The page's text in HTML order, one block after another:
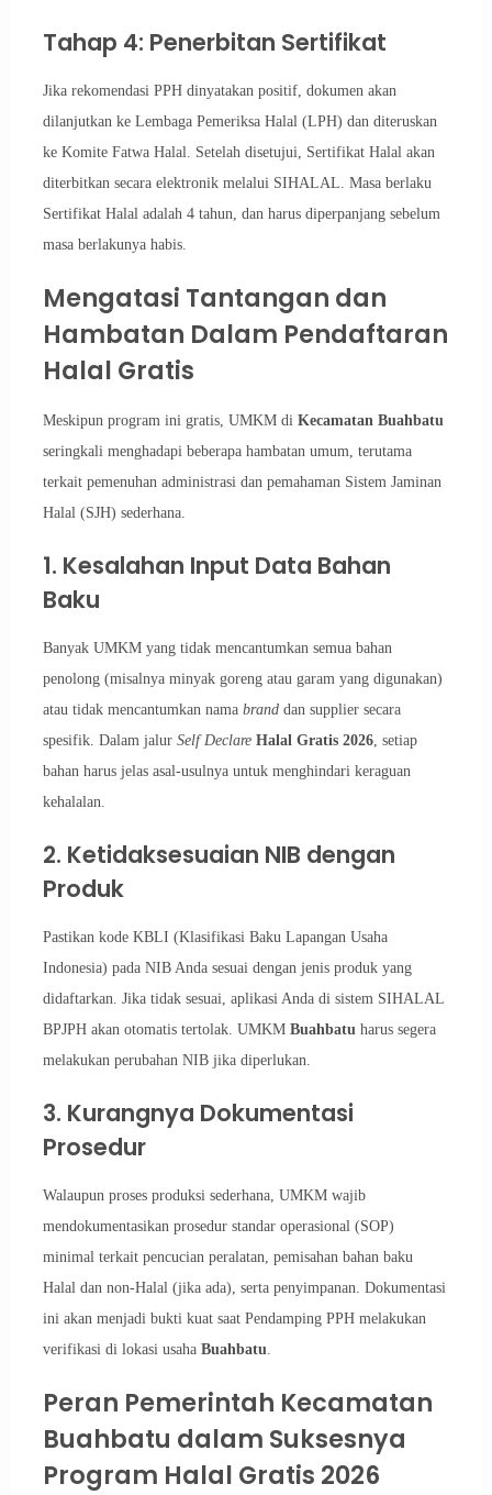
Tahap 4: Penerbitan Sertifikat
Jika rekomendasi PPH dinyatakan positif, dokumen akan
dilanjutkan ke Lembaga Pemeriksa Halal (LPH) dan diteruskan
ke Komite Fatwa Halal. Setelah disetujui, Sertifikat Halal akan
diterbitkan secara elektronik melalui SIHALAL. Masa berlaku
Sertifikat Halal adalah 4 tahun, dan harus diperpanjang sebelum
masa berlakunya habis.
Mengatasi Tantangan dan
Hambatan Dalam Pendaftaran
Halal Gratis
Meskipun program ini gratis, UMKM di Kecamatan Buahbatu
seringkali menghadapi beberapa hambatan umum, terutama
terkait pemenuhan administrasi dan pemahaman Sistem Jaminan
Halal (SJH) sederhana.
1. Kesalahan Input Data Bahan
Baku
Banyak UMKM yang tidak mencantumkan semua bahan
penolong (misalnya minyak goreng atau garam yang digunakan)
atau tidak mencantumkan nama branddan supplier secara
spesifik. Dalam jalur Self Declare Halal Gratis 2026, setiap
bahan harus jelas asal-usulnya untuk menghindari keraguan
kehalalan.
2. Ketidaksesuaian NIB dengan
Produk
Pastikan kode KBLI (Klasifikasi Baku Lapangan Usaha
Indonesia) pada NIB Anda sesuai dengan jenis produk yang
didaftarkan. Jika tidak sesuai, aplikasi Anda di sistem SIHALAL
BPJPH akan otomatis tertolak. UMKM Buahbatuharus segera
melakukan perubahan NIB jika diperlukan.
3. Kurangnya Dokumentasi
Prosedur
Walaupun proses produksi sederhana, UMKM wajib
mendokumentasikan prosedur standar operasional (SOP)
minimal terkait pencucian peralatan, pemisahan bahan baku
Halal dan non-Halal (jika ada), serta penyimpanan. Dokumentasi
ini akan menjadi bukti kuat saat Pendamping PPH melakukan
verifikasi di lokasi usaha Buahbatu.
Peran Pemerintah Kecamatan
Buahbatu dalam Suksesnya
Program Halal Gratis 2026